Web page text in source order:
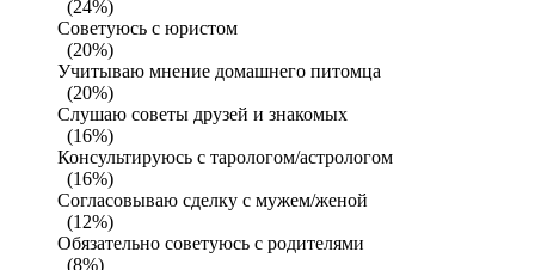
(24%)
Советуюсь с юристом
(20%)
Учитываю мнение домашнего питомца
(20%)
Слушаю советы друзей и знакомых
(16%)
Консультируюсь с тарологом/астрологом
(16%)
Согласовываю сделку с мужем/женой
(12%)
Обязательно советуюсь с родителями
(8%)